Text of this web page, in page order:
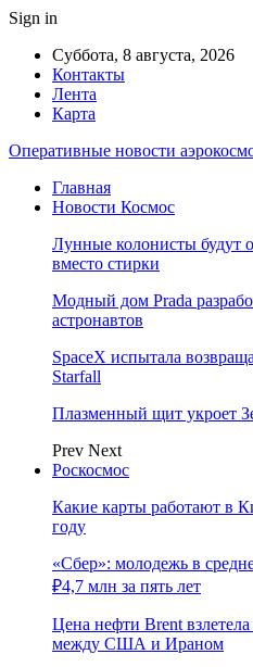
Sign in
Суббота, 8 августа, 2026
Контакты
Лента
Карта
Оперативные новости
Главная
Новости Космос
Лунные колонисты будут
вместо стирки
Модный дом Prada
астронавтов
SpaceX испытала
Starfall
Плазменный щит укроет
Prev Next
Роскосмос
Какие карты работают в
году
«Сбер»: молодежь в
₽4,7 млн за пять лет
Цена нефти Brent
между США и Ираном